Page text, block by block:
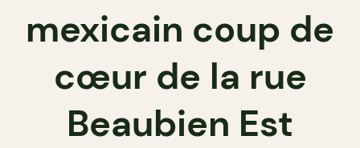
mexicain coup de
cœur de la rue
Beaubien Est